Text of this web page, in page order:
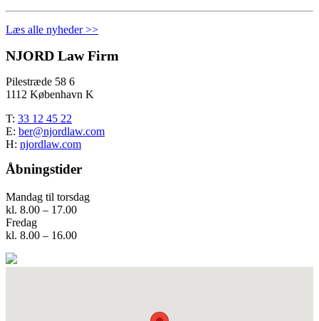
Læs alle nyheder >>
NJORD Law Firm
Pilestræde 58 6
1112 København K
T: 33 12 45 22
E: ber@njordlaw.com
H: njordlaw.com
Åbningstider
Mandag til torsdag
kl. 8.00 – 17.00
Fredag
kl. 8.00 – 16.00